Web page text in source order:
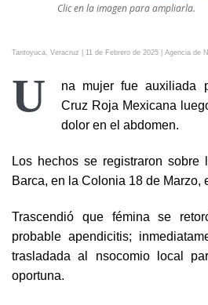
Clic en la imagen para ampliarla.
Tantoyuca, Veracruz | 11 de Febrero de 2025 | Agencia de
U
na mujer fue auxiliada
Cruz Roja Mexicana
dolor en el abdomen.
Los hechos se registraron
Barca, en la Colonia 18 de Marzo,
Trascendió que fémina se
probable apendicitis;
trasladada al nsocomio local
oportuna.